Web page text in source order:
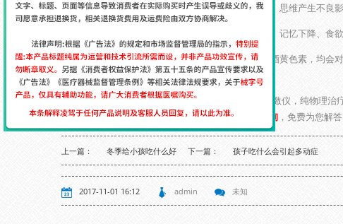
2.少食含铅食物：摄入过多铅，会对视觉、记忆、思维产生不良影
3.少食含铝食物：摄入过多铝，可引起智力减退、记忆下降、食欲
4.其他食物：摄入过多酪氨酸、甲基水杨酸、石酒黄色素，均会对
柿、苹果、桔子、贝类、橄榄油及其制品等食物。
【温馨提示】：治疗多动症，我们推荐经颅磁刺激仪，纯物理治
识，可以添加我们的微信：zsds508或者点击 在线咨询 ，免费为您解答
上一篇： 冬季给小孩吃什么好 下一篇： 孩子吃什么会引起多动症
2017-11-01 16:12 admin 未知